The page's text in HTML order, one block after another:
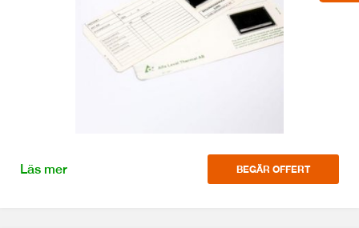
Läs mer BEGÄR OFFERT